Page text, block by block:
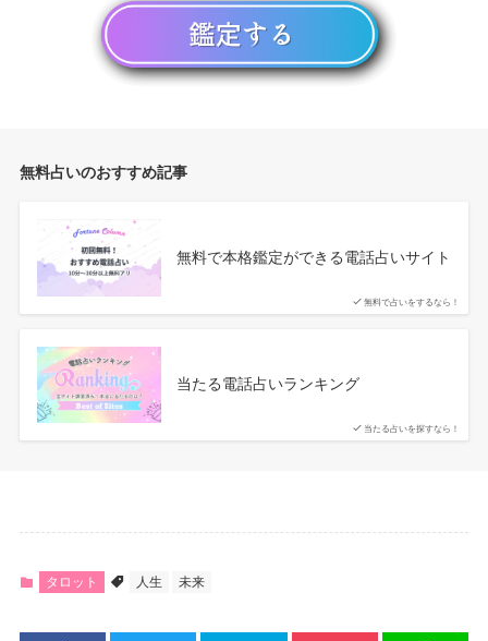
無料占いのおすすめ記事
無料で占いをするなら！
無料で本格鑑定ができる電話占いサイト
当たる占いを探すなら！
当たる電話占いランキング
タロット 人生 未来